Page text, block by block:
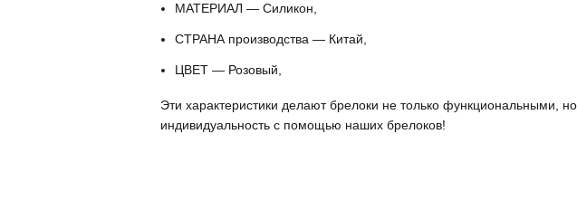
МАТЕРИАЛ — Силикон,
СТРАНА производства — Китай,
ЦВЕТ — Розовый,
Эти характеристики делают брелоки не только функциональными,
индивидуальность с помощью наших брелоков!